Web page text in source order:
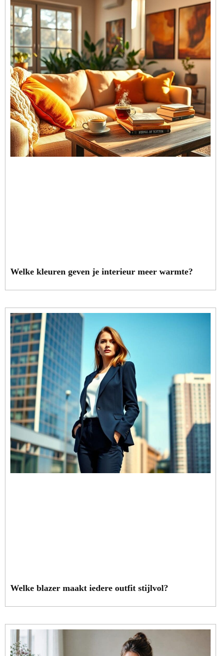
Welke kleuren geven je interieur meer warmte?
Welke blazer maakt iedere outfit stijlvol?